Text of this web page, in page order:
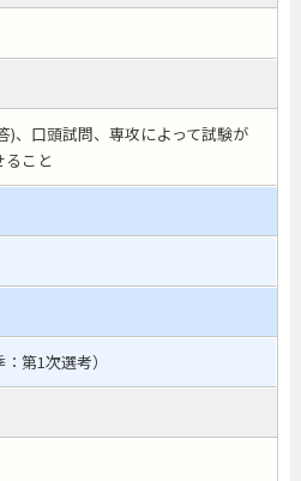
)、口頭試問、専攻によって試験が
ること
第1次選考）